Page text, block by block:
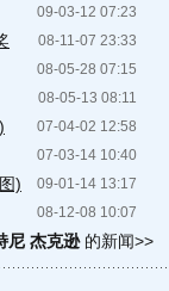
09-03-12 07:23
08-11-07 23:33
08-05-28 07:15
08-05-13 08:11
07-04-02 12:58
07-03-14 10:40
09-01-14 13:17
)
08-12-08 10:07
尼 杰克逊的新闻>>